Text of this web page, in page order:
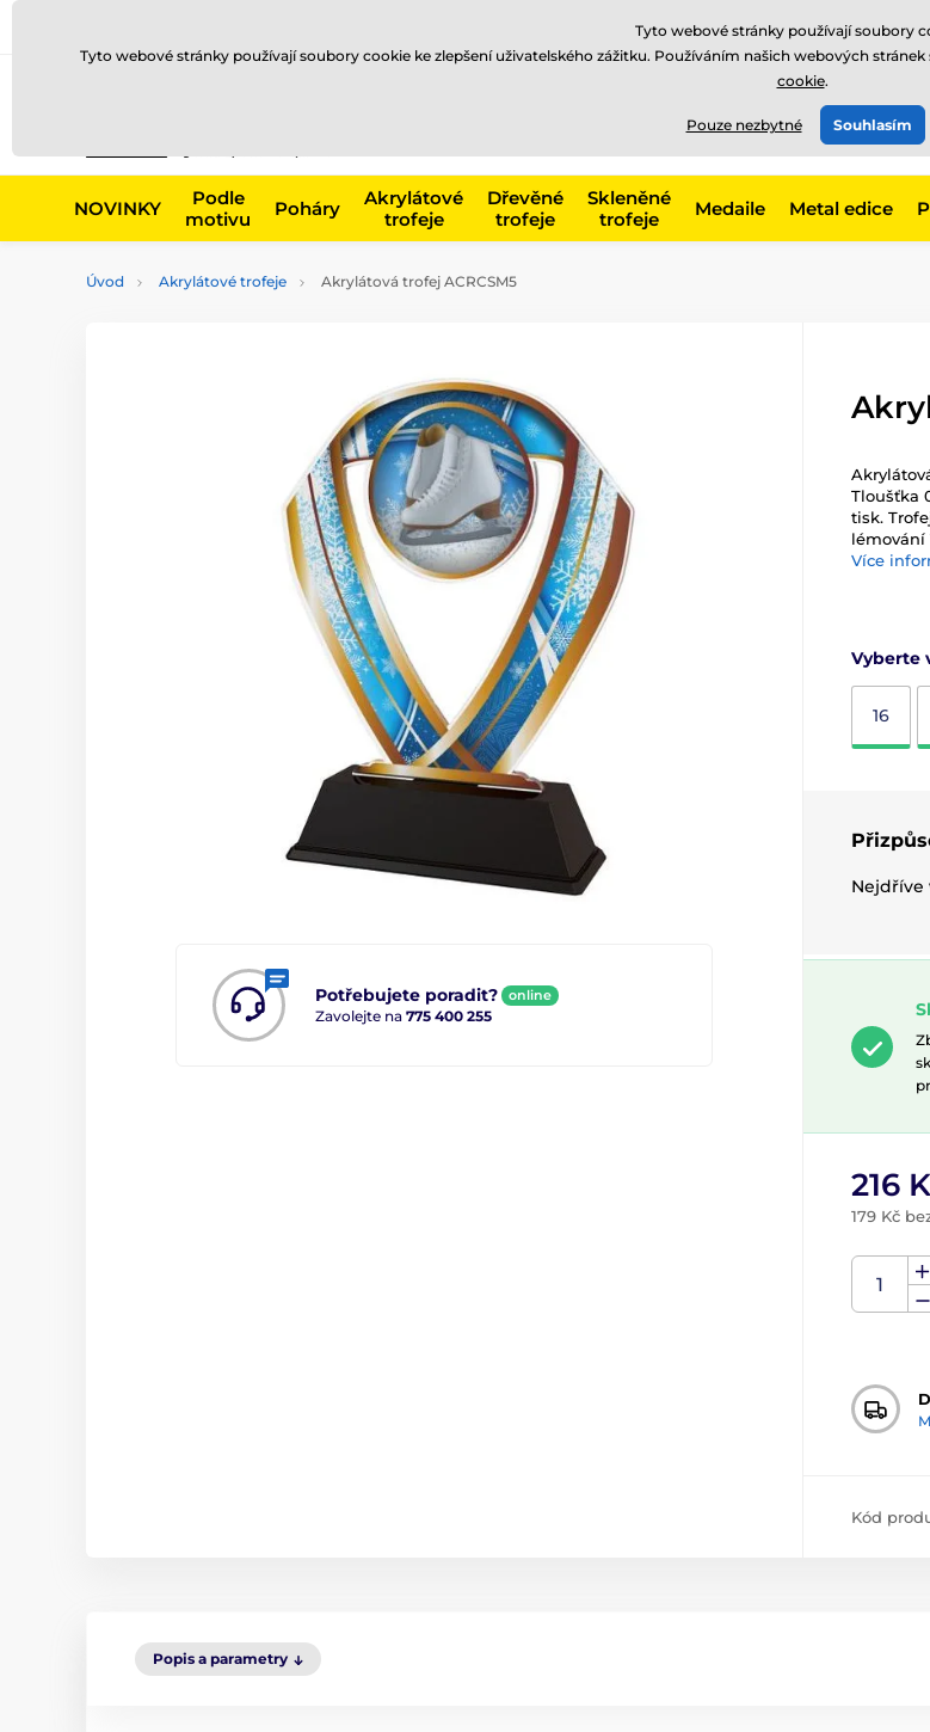
775 400
Zavolejte
NOVINKY
Podle
motivu
Poháry
Akrylátové
trofeje
Dřevěné
trofeje
Skleněné
trofeje
Medaile Metal edice
Úvod Akrylátové trofeje Akrylátová trofej ACRCSM5
Potřebujete poradit? online
Zavolejte na 775 400 255
Tloušťka
tisk.
lémování
Více
Vyberte
16
Nejdříve
216
179 Kč
Kód
Popis a parametry
Tyto webové stránky používají soubory
Tyto webové stránky používají soubory cookie ke zlepšení uživatelského zážitku. Používáním našich webových
cookie.
Pouze nezbytné Souhlasím